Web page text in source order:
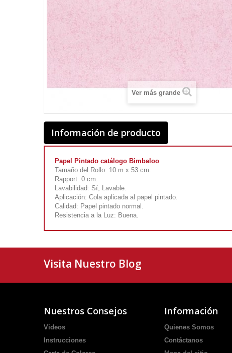
Ver más grande
Información de producto
Papel Pintado catálogo Bimbaloo
Tamaño del Rollo: 10 m x 53 cm.
Rapport: 0 cm.
Lavabilidad: Sí, Lavable.
Aplicación: Cola aplicada al papel pintado.
Calidad: Papel pintado normal.
Resistencia a la Luz: Buena.
Visita Nuestro Blog
Nuestros Consejos
Videos
Instrucciones
Información
Quienes Somos
Contáctanos